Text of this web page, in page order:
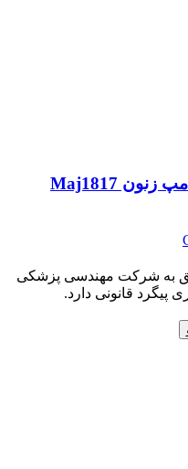
لامپ زنون Cermax J2022 | لامپ زنون Maj1817
به شرکت مهندسی پزشکی
پیگرد قانونی دارد.